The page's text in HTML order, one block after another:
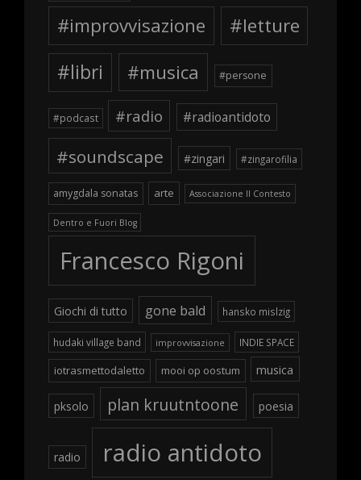
#improvvisazione
#letture
#libri
#musica #persone
#podcast #radio #radioantidoto
#soundscape #zingari #zingarofilia
amygdala sonatas arte Associazione Il Contesto
Dentro e Fuori Blog
Francesco Rigoni
Giochi di tutto gone bald hansko mislzig
hudaki village band improvvisazione INDIE SPACE
iotrasmettodaletto mooi op oostum musica
pksolo plan kruutntoone poesia
radio radio antidoto